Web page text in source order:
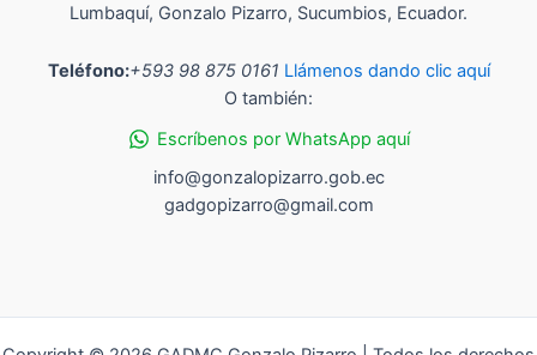
Lumbaquí, Gonzalo Pizarro, Sucumbios, Ecuador.
Teléfono:+593 98 875 0161 Llámenos dando clic aquí
O también:
Escríbenos por WhatsApp aquí
info@gonzalopizarro.gob.ec
gadgopizarro@gmail.com